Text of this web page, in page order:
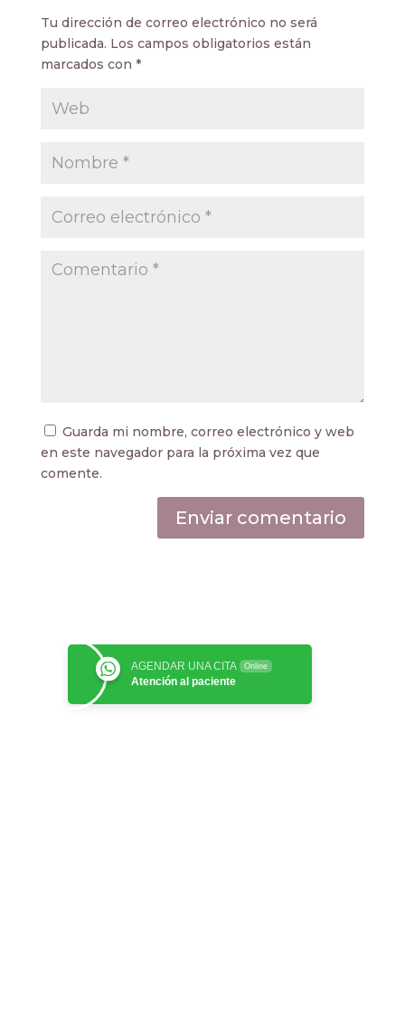
Tu dirección de correo electrónico no será
publicada. Los campos obligatorios están
marcados con *
Guarda mi nombre, correo electrónico y web
en este navegador para la próxima vez que
comente.
AGENDAR UNA CITA Online
Atención al paciente